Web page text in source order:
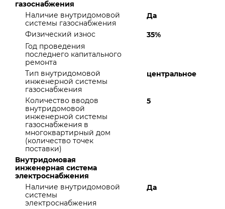
газоснабжения
Наличие внутридомовой
системы газоснабжения
Да
Физический износ
35%
Год проведения
последнего капитального
ремонта
Тип внутридомовой
инженерной системы
газоснабжения
центральное
Количество вводов
внутридомовой
инженерной системы
газоснабжения в
многоквартирный дом
(количество точек
поставки)
5
Внутридомовая
инженерная система
электроснабжения
Наличие внутридомовой
системы
электроснабжения
Да